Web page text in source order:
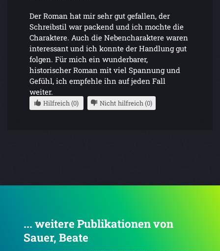
Der Roman hat mir sehr gut gefallen, der
Schreibstil war packend und ich mochte die
Charaktere. Auch die Nebencharaktere waren
interessant und ich konnte der Handlung gut
folgen. Für mich ein wunderbarer,
historischer Roman mit viel Spannung und
Gefühl, ich empfehle ihn auf jeden Fall
weiter.
Hilfreich (0) Nicht hilfreich (0)
... weitere Publikationen von
Sauer, Beate